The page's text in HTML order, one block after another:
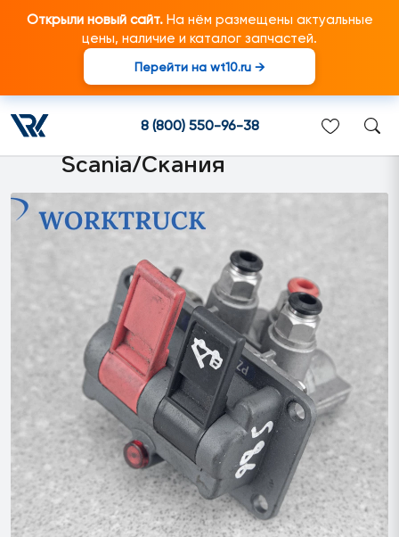
Открыли новый сайт.На нём размещены актуальные
цены, наличие и каталог запчастей.
Перейти на wt10.ru →
8 (800) 550-96-38
8594 Кран управления
подъемом кузова подходит
для грузовиков марки
Scania/Скания